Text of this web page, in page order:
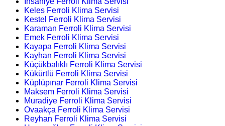
Keles Ferroli Klima Servisi
Kestel Ferroli Klima Servisi
Karaman Ferroli Klima Servisi
Emek Ferroli Klima Servisi
Kayapa Ferroli Klima Servisi
Kayhan Ferroli Klima Servisi
Küçükbalıklı Ferroli Klima Servisi
Kükürtlü Ferroli Klima Servisi
Küplüpınar Ferroli Klima Servisi
Maksem Ferroli Klima Servisi
Muradiye Ferroli Klima Servisi
Ovaakça Ferroli Klima Servisi
Reyhan Ferroli Klima Servisi